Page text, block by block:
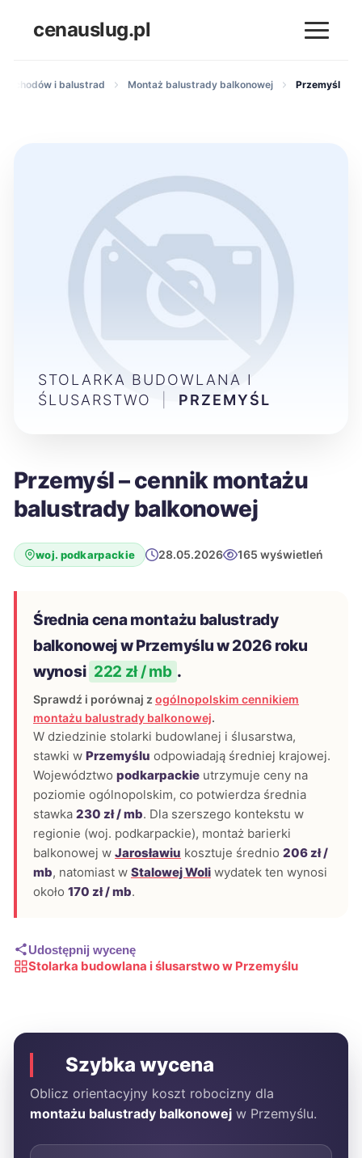
cenauslug.pl
schodów i balustrad Montaż balustrady balkonowej Przemyśl
Przemyśl – cennik montażu
balustrady balkonowej
woj. podkarpackie 28.05.2026 165 wyświetleń
Średnia cena montażu balustrady
balkonowej w Przemyślu w 2026 roku
wynosi 222 zł / mb .
Sprawdź i porównaj z ogólnopolskim cennikiem
montażu balustrady balkonowej.
W dziedzinie stolarki budowlanej i ślusarstwa,
stawki w Przemyślu odpowiadają średniej krajowej.
Województwo podkarpackie utrzymuje ceny na
poziomie ogólnopolskim, co potwierdza średnia
stawka 230 zł / mb. Dla szerszego kontekstu w
regionie (woj. podkarpackie), montaż barierki
balkonowej w Jarosławiu kosztuje średnio 206 zł /
mb, natomiast w Stalowej Woli wydatek ten wynosi
około 170 zł / mb.
Udostępnij wycenę
Stolarka budowlana i ślusarstwo w Przemyślu
STOLARKA BUDOWLANA I
ŚLUSARSTWO
PRZEMYŚL
Szybka wycena
Oblicz orientacyjny koszt robocizny dla
montażu balustrady balkonowej w Przemyślu.